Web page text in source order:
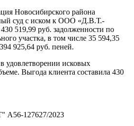
Новосибирского района
суд с иском к ООО «Д.В.Т.-
519,99 руб. задолженности по
участка, в том числе 35 594,35
925,64 руб. пеней.
удовлетворении исковых
Выгода клиента составила 430
127627/2023